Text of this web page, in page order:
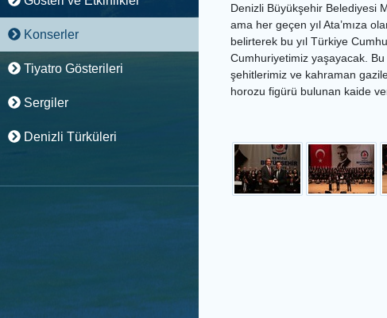
Konserler
Tiyatro Gösterileri
Sergiler
Denizli Türküleri
Denizli Büyükşehir Belediyesi
ama her geçen yıl Ata’mıza
belirterek bu yıl Türkiye
Cumhuriyetimiz yaşayacak.
şehitlerimiz ve kahraman
horozu figürü bulunan kaide